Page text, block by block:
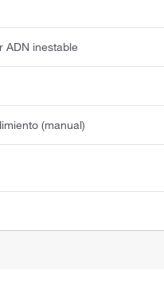
ADN inestable
(manual)